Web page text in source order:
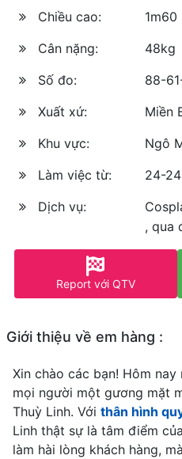
Chiều cao:
1m60
Cân nặng:
48kg
Số đo:
88-
Xuất xứ:
Miền
Khu vực:
Ngô
Làm việc từ:
24-24
Dịch vụ:
, qua
Report với QTV
Giới thiệu về em hàng :
Xin chào các bạn! Hôm
mọi người một gương mặt
Thuỳ Linh. Với thân hình
Linh thật sự là tâm điểm
làm hài lòng khách hàng,